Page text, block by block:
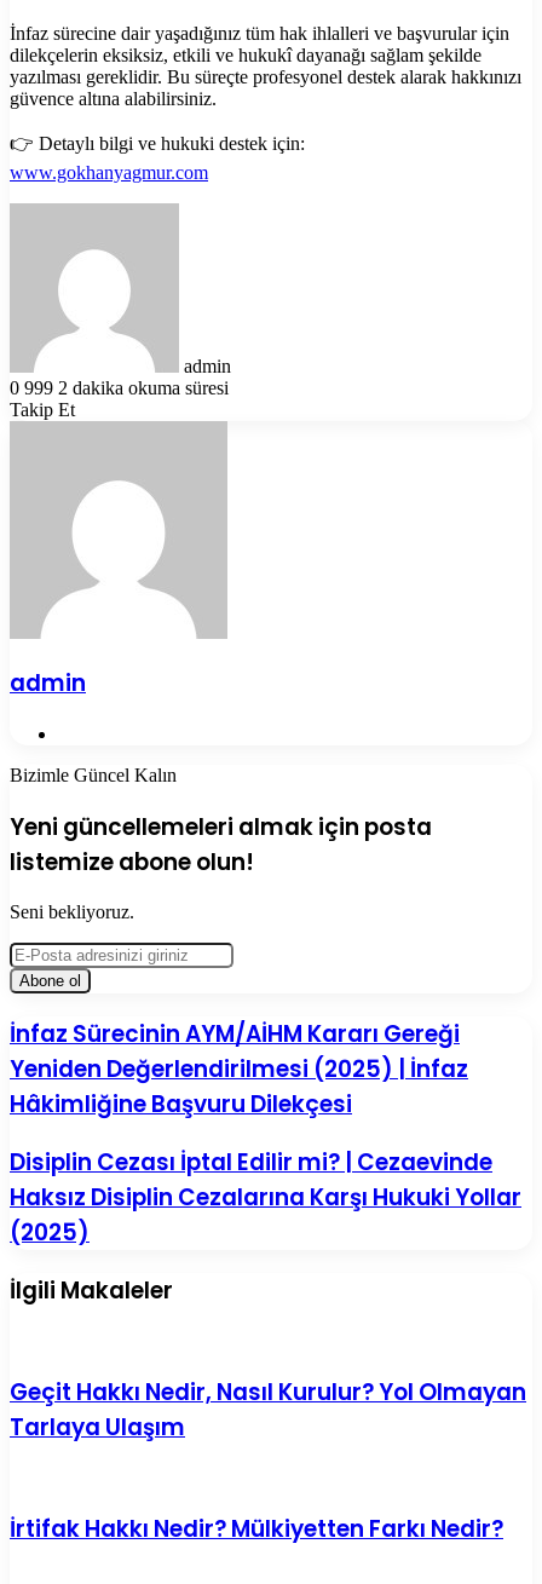
İnfaz sürecine dair yaşadığınız tüm hak ihlalleri ve başvurular için
dilekçelerin eksiksiz, etkili ve hukukî dayanağı sağlam şekilde
yazılması gereklidir. Bu süreçte profesyonel destek alarak hakkınızı
güvence altına alabilirsiniz.
👉 Detaylı bilgi ve hukuki destek için:
www.gokhanyagmur.com
admin
0 999 2 dakika okuma süresi
Takip Et
admin
Bizimle Güncel Kalın
Yeni güncellemeleri almak için posta
listemize abone olun!
Seni bekliyoruz.
E-
Posta
adresinizi
giriniz
İnfaz
Sürecinin
AYM/AİHM
Kararı
Gereği
Değerlendirilmesi
(2025)
İnfaz
Hâkimliğine
Dilekçesi
İnfaz Sürecinin AYM/AİHM Kararı Gereği
Yeniden Değerlendirilmesi (2025) | İnfaz
Hâkimliğine Başvuru Dilekçesi
Disiplin
Cezası
İptal
Edilir
mi?
Cezaevinde
Haksız
Hukuki
Yollar
(2025)
Disiplin Cezası İptal Edilir mi? | Cezaevinde
Haksız Disiplin Cezalarına Karşı Hukuki Yollar
(2025)
İlgili Makaleler
Geçit Hakkı Nedir, Nasıl Kurulur? Yol Olmayan
Tarlaya Ulaşım
İrtifak Hakkı Nedir? Mülkiyetten Farkı Nedir?